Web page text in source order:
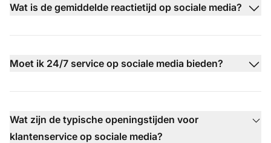
Wat is de gemiddelde reactietijd op sociale media?
Moet ik 24/7 service op sociale media bieden?
Wat zijn de typische openingstijden voor
klantenservice op sociale media?